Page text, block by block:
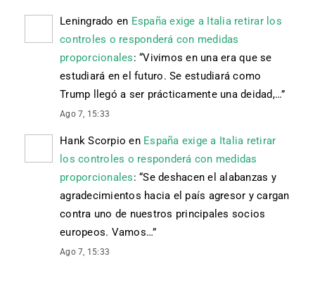
Leningrado en España exige a Italia retirar los
controles o responderá con medidas
proporcionales: “Vivimos en una era que se
estudiará en el futuro. Se estudiará como
Trump llegó a ser prácticamente una deidad,…”
Ago 7, 15:33
Hank Scorpio en España exige a Italia retirar
los controles o responderá con medidas
proporcionales: “Se deshacen el alabanzas y
agradecimientos hacia el país agresor y cargan
contra uno de nuestros principales socios
europeos. Vamos…”
Ago 7, 15:33